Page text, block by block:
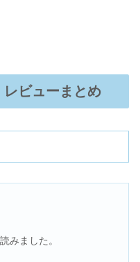
ビューまとめ
みました。